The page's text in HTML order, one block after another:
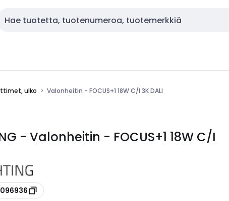
Haku
ulko Valonheitin - FOCUS+1 18W C/I 3K DALI
- Valonheitin - FOCUS+1 18W C/I